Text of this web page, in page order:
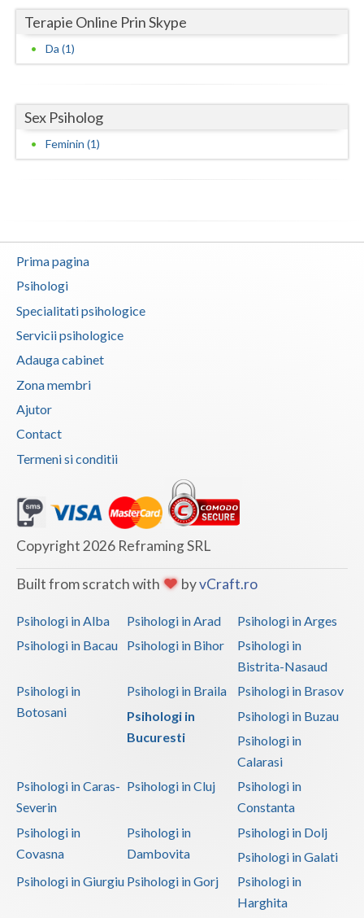
Sibiu
Suceava
Timis
Tulcea
Vrancea
Terapie Online Prin Skype
Da (1)
Sex Psiholog
Feminin (1)
Prima pagina
Psihologi
Specialitati psihologice
Servicii psihologice
Adauga cabinet
Zona membri
Ajutor
Contact
Termeni si conditii
Copyright 2026 Reframing SRL
Built from scratch with byvCraft.ro
Psihologi in Alba Psihologi in Arad
Psihologi in Arges
Psihologi in Bacau
Psihologi in Bihor
Psihologi in
Bistrita-Nasaud
Psihologi in
Botosani
Psihologi in Braila
Psihologi in Brasov
Psihologi in
Bucuresti
Psihologi in Buzau
Psihologi in
Calarasi
Psihologi in Caras-
Severin
Psihologi in Cluj
Psihologi in
Constanta
Psihologi in
Covasna
Psihologi in
Dambovita
Psihologi in Dolj
Psihologi in Galati
Psihologi in Giurgiu Psihologi in Gorj
Psihologi in
Harghita